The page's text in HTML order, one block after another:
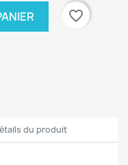
favorite_border
du produit